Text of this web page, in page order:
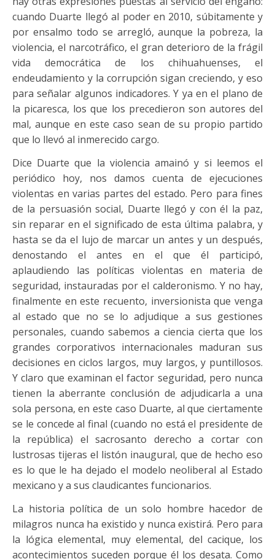
cuando Duarte llegó al poder en 2010, súbitamente y
por ensalmo todo se arregló, aunque la pobreza, la
violencia, el narcotráfico, el gran deterioro de la frágil
vida democrática de los chihuahuenses, el
endeudamiento y la corrupción sigan creciendo, y eso
para señalar algunos indicadores. Y ya en el plano de
la picaresca, los que los precedieron son autores del
mal, aunque en este caso sean de su propio partido
que lo llevó al inmerecido cargo.
Dice Duarte que la violencia amainó y si leemos el
periódico hoy, nos damos cuenta de ejecuciones
violentas en varias partes del estado. Pero para fines
de la persuasión social, Duarte llegó y con él la paz,
sin reparar en el significado de esta última palabra, y
hasta se da el lujo de marcar un antes y un después,
denostando el antes en el que él participó,
aplaudiendo las políticas violentas en materia de
seguridad, instauradas por el calderonismo. Y no hay,
finalmente en este recuento, inversionista que venga
al estado que no se lo adjudique a sus gestiones
personales, cuando sabemos a ciencia cierta que los
grandes corporativos internacionales maduran sus
decisiones en ciclos largos, muy largos, y puntillosos.
Y claro que examinan el factor seguridad, pero nunca
tienen la aberrante conclusión de adjudicarla a una
sola persona, en este caso Duarte, al que ciertamente
se le concede al final (cuando no está el presidente de
la república) el sacrosanto derecho a cortar con
lustrosas tijeras el listón inaugural, que de hecho eso
es lo que le ha dejado el modelo neoliberal al Estado
mexicano y a sus claudicantes funcionarios.
La historia política de un solo hombre hacedor de
milagros nunca ha existido y nunca existirá. Pero para
la lógica elemental, muy elemental, del cacique, los
acontecimientos suceden porque él los desata. Como